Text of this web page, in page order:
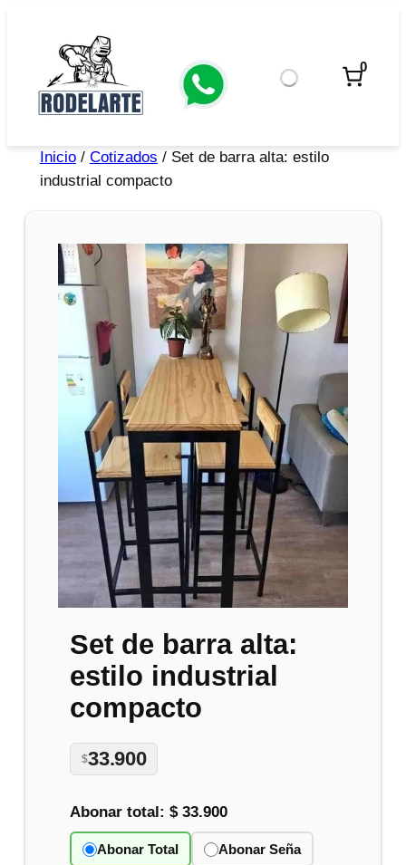
0
Inicio/ Cotizados / Set de barra alta: estilo
industrial compacto
Set de barra alta:
estilo industrial
compacto
$33.900
Abonar total:$ 33.900
Abonar Total Abonar Seña